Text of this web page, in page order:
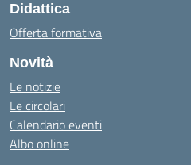
Didattica
Offerta formativa
Novità
Le notizie
Le circolari
Calendario eventi
Albo online